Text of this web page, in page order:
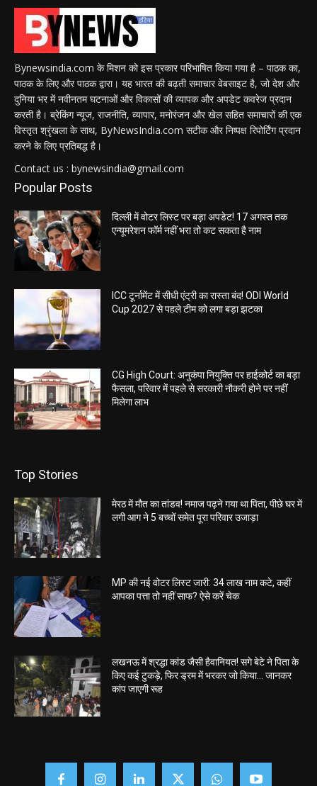
Bynewsindia.com के मिशन को इस प्रकार परिभाषित किया गया है – पाठक का,
पाठक के लिए और पाठक द्वारा। यह भारत की बढ़ती समाचार वेबसाइट है, जो देश और
दुनिया भर में नवीनतम घटनाओं और विकासों की व्यापक और अपडेट कवरेज प्रदान
करती है। ब्रेकिंग न्यूज, राजनीति, व्यापार, मनोरंजन और खेल सहित समाचारों की एक
विस्तृत श्रृंखला के साथ, ByNewsIndia.com सटीक और निष्पक्ष रिपोर्टिंग प्रदान
करने के लिए प्रतिबद्ध है।
Contact us : bynewsindia@gmail.com
Popular Posts
दिल्ली में वोटर लिस्ट पर बड़ा अपडेट! 17 अगस्त तक
एन्यूमरेशन फॉर्म नहीं भरा तो कट सकता है नाम
ICC टूर्नामेंट में सीधी एंट्री का रास्ता बंद! ODI World
Cup 2027 से पहले टीम को लगा बड़ा झटका
CG High Court: अनुकंपा नियुक्ति पर हाईकोर्ट का बड़ा
फैसला, परिवार में पहले से सरकारी नौकरी होने पर नहीं
मिलेगा लाभ
Top Stories
मेरठ में मौत का तांडव! नमाज पढ़ने गया था पिता, पीछे घर में
लगी आग ने 5 बच्चों समेत पूरा परिवार उजाड़ा
MP की नई वोटर लिस्ट जारी: 34 लाख नाम कटे, कहीं
आपका पत्ता तो नहीं साफ? ऐसे करें चेक
लखनऊ में श्रद्धा कांड जैसी हैवानियत! सगे बेटे ने पिता के
किए कई टुकड़े, फिर ड्रम में भरकर जो किया… जानकर
कांप जाएगी रूह